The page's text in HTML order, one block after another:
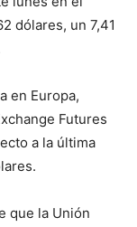
dólares, un 7,41
en Europa,
Futures
a la última
que la Unión